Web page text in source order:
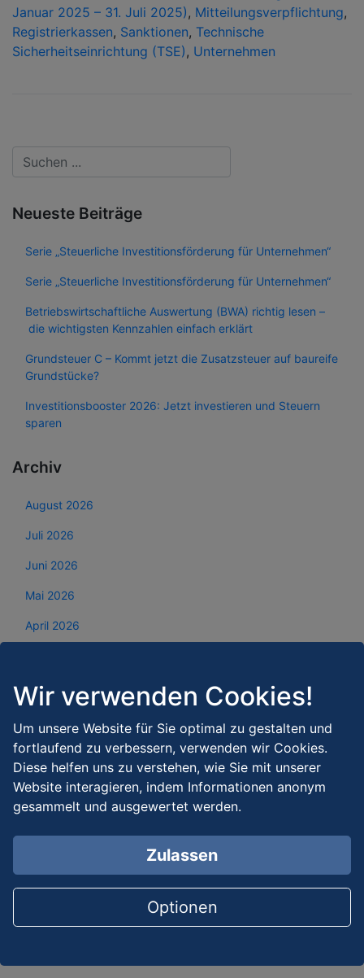
Januar 2025 – 31. Juli 2025) , Mitteilungsverpflichtung,
Registrierkassen, Sanktionen, Technische
Sicherheitseinrichtung (TSE) , Unternehmen
Neueste Beiträge
Serie „Steuerliche Investitionsförderung für Unternehmen“
Serie „Steuerliche Investitionsförderung für Unternehmen“
Betriebswirtschaftliche Auswertung (BWA) richtig lesen –
die wichtigsten Kennzahlen einfach erklärt
Grundsteuer C – Kommt jetzt die Zusatzsteuer auf baureife
Grundstücke?
Investitionsbooster 2026: Jetzt investieren und Steuern
sparen
Archiv
August 2026
Juli 2026
Juni 2026
Mai 2026
April 2026
Februar 2026
Dezember 2025
November 2025
Oktober 2025
September 2025
Juni 2025
Wir verwenden Cookies!
Um unsere Website für Sie optimal zu gestalten und
fortlaufend zu verbessern, verwenden wir Cookies.
Diese helfen uns zu verstehen, wie Sie mit unserer
Website interagieren, indem Informationen anonym
gesammelt und ausgewertet werden.
Zulassen
Optionen